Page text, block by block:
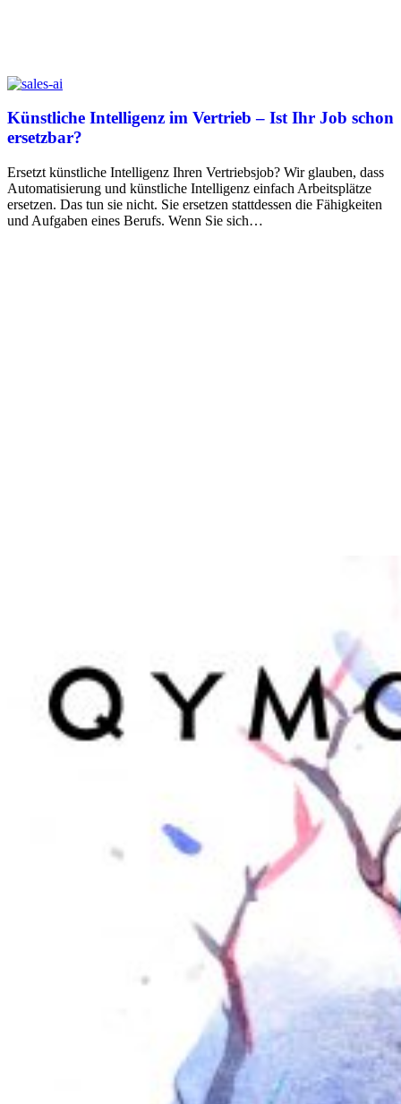
Künstliche Intelligenz im Vertrieb – Ist Ihr Job schon
ersetzbar?
Ersetzt künstliche Intelligenz Ihren Vertriebsjob? Wir glauben, dass
Automatisierung und künstliche Intelligenz einfach Arbeitsplätze
ersetzen. Das tun sie nicht. Sie ersetzen stattdessen die Fähigkeiten
und Aufgaben eines Berufs. Wenn Sie sich…